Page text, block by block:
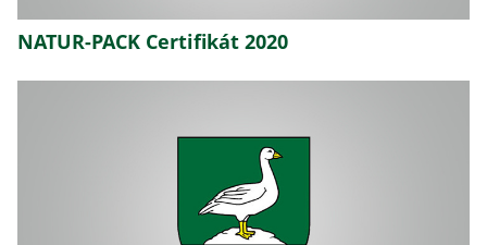
NATUR-PACK Certifikát 2020